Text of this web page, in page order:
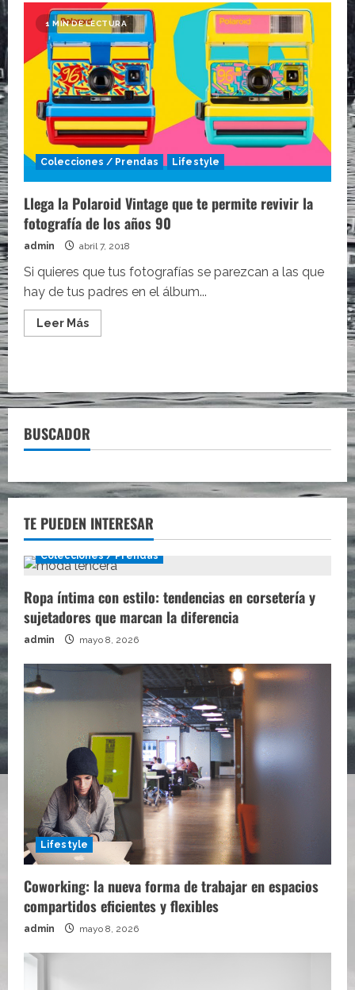
1 MIN DE LECTURA
Colecciones / Prendas Lifestyle
Llega la Polaroid Vintage que te permite revivir la
fotografía de los años 90
admin abril 7, 2018
Si quieres que tus fotografías se parezcan a las que
hay de tus padres en el álbum...
Leer MásLeer
más
Vintage
que
permite
los
años
BUSCADOR
TE PUEDEN INTERESAR
Colecciones / Prendas
Ropa íntima con estilo: tendencias en corsetería y
sujetadores que marcan la diferencia
admin mayo 8, 2026
Lifestyle
Coworking: la nueva forma de trabajar en espacios
compartidos eficientes y flexibles
admin mayo 8, 2026